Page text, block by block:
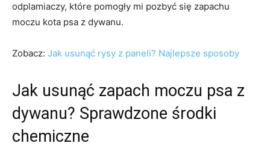
odplamiaczy, które pomogły mi pozbyć się zapachu
moczu kota psa z dywanu.
Zobacz: Jak usunąć rysy z paneli? Najlepsze sposoby
Jak usunąć zapach moczu psa z
dywanu? Sprawdzone środki
chemiczne